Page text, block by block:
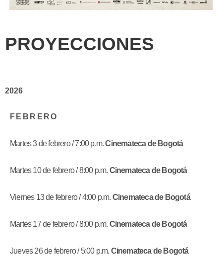
PROYECCIONES
2026
F E B R E R O
Martes 3 de febrero / 7:00 p.m.Cinemateca de Bogotá
Martes 10 de febrero / 8:00 p.m. Cinemateca de Bogotá
Viernes 13 de febrero / 4:00 p.m. Cinemateca de Bogotá
Martes 17 de febrero / 8:00 p.m. Cinemateca de Bogotá
Jueves 26 de febrero / 5:00 p.m. Cinemateca de Bogotá